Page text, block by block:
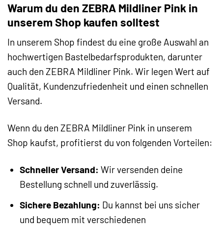
Warum du den ZEBRA Mildliner Pink in
unserem Shop kaufen solltest
In unserem Shop findest du eine große Auswahl an
hochwertigen Bastelbedarfsprodukten, darunter
auch den ZEBRA Mildliner Pink. Wir legen Wert auf
Qualität, Kundenzufriedenheit und einen schnellen
Versand.
Wenn du den ZEBRA Mildliner Pink in unserem
Shop kaufst, profitierst du von folgenden Vorteilen:
Schneller Versand: Wir versenden deine
Bestellung schnell und zuverlässig.
Sichere Bezahlung: Du kannst bei uns sicher
und bequem mit verschiedenen